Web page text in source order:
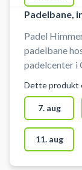
#padelbane-
naer-aars
#spil-padel-
udendoers
Padelbane,
Padel
padelbane
padelcenter i
Himmerland
doublebane.
køb af bolde
HimmerLand
#padelbane-
naer-aars
Dette produkt
7. aug
11. aug